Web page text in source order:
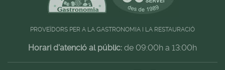
PROVEÏDORS PER A LA GASTRONOMIA I LA RESTAURACIÓ
Horari d'atenció al públic: de 09:00h a 13:00h